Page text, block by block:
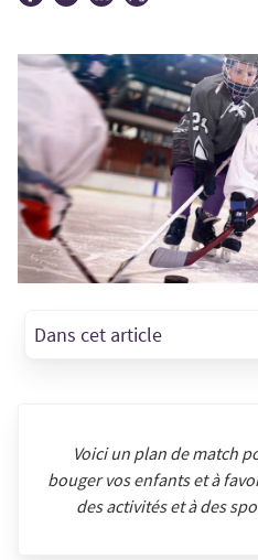
Dans cet article
Voici un plan de match
bouger vos enfants et à
des activités et à des